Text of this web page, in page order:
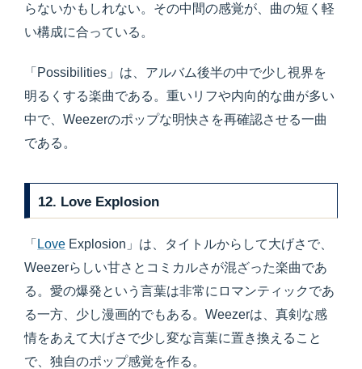
らないかもしれない。その中間の感覚が、曲の短く軽
い構成に合っている。
「Possibilities」は、アルバム後半の中で少し視界を
明るくする楽曲である。重いリフや内向的な曲が多い
中で、Weezerのポップな明快さを再確認させる一曲
である。
12. Love Explosion
「 Love Explosion」は、タイトルからして大げさで、
Weezerらしい甘さとコミカルさが混ざった楽曲であ
る。愛の爆発という言葉は非常にロマンティックであ
る一方、少し漫画的でもある。Weezerは、真剣な感
情をあえて大げさで少し変な言葉に置き換えること
で、独自のポップ感覚を作る。